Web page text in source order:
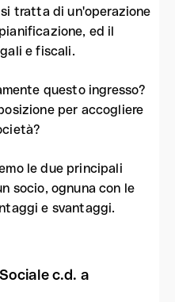
tratta di un'operazione
ed il
e fiscali.
questo ingresso?
per accogliere
le due principali
socio, ognuna con le
e svantaggi.
c.d. a